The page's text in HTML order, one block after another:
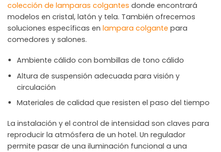
colección de lamparas colgantes donde encontrará
modelos en cristal, latón y tela. También ofrecemos
soluciones específicas en lampara colgante para
comedores y salones.
Ambiente cálido con bombillas de tono cálido
Altura de suspensión adecuada para visión y
circulación
Materiales de calidad que resisten el paso del tiempo
La instalación y el control de intensidad son claves para
reproducir la atmósfera de un hotel. Un regulador
permite pasar de una iluminación funcional a una